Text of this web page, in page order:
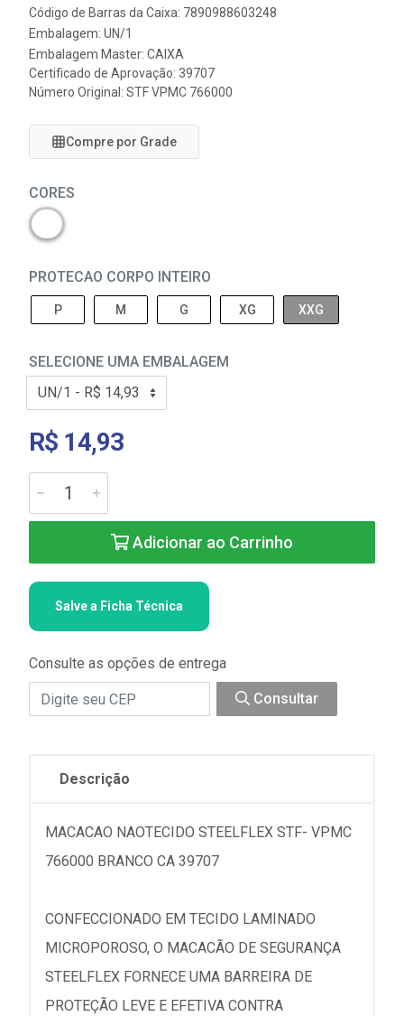
Código de Barras da Caixa: 7890988603248
Embalagem: UN/1
Embalagem Master: CAIXA
Certificado de Aprovação: 39707
Número Original: STF VPMC 766000
Compre por Grade
CORES
PROTECAO CORPO INTEIRO
P M G XG XXG
SELECIONE UMA EMBALAGEM
R$ 14,93
Adicionar ao Carrinho
Salve a Ficha Técnica
Consulte as opções de entrega
Consultar
Descrição
MACACAO NAOTECIDO STEELFLEX STF- VPMC
766000 BRANCO CA 39707
CONFECCIONADO EM TECIDO LAMINADO
MICROPOROSO, O MACACÃO DE SEGURANÇA
STEELFLEX FORNECE UMA BARREIRA DE
PROTEÇÃO LEVE E EFETIVA CONTRA